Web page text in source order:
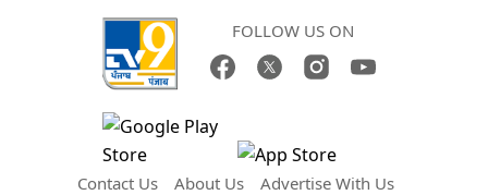
FOLLOW US ON
Contact Us About Us
Advertise With Us